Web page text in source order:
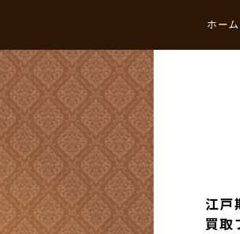
ホーム
江戸
買取